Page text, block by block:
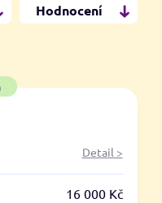
Hodnocení
Detail >
16 000 Kč